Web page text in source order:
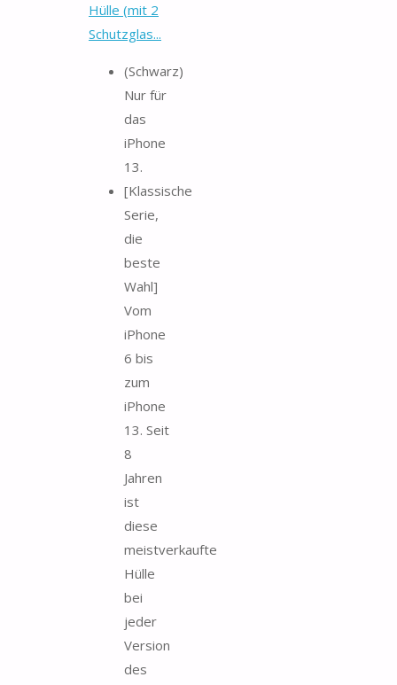
Hülle (mit 2
Schutzglas...
(Schwarz)
Nur für
das
iPhone
13.
[Klassische
Serie,
die
beste
Wahl]
Vom
iPhone
6 bis
zum
iPhone
13. Seit
8
Jahren
ist
diese
meistverkaufte
Hülle
bei
jeder
Version
des